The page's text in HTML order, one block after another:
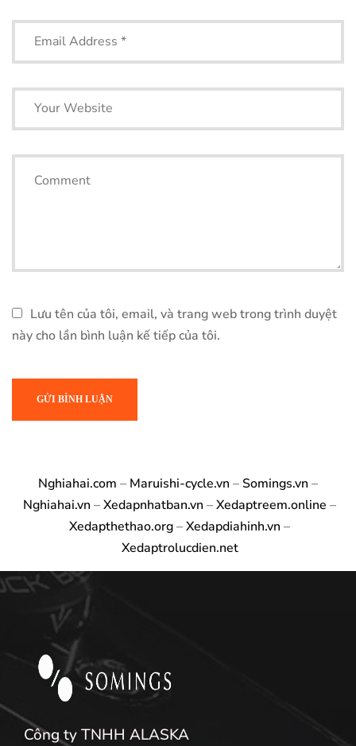
Lưu tên của tôi, email, và trang web trong trình duyệt
này cho lần bình luận kế tiếp của tôi.
Nghiahai.com – Maruishi-cycle.vn – Somings.vn –
Nghiahai.vn –Xedapnhatban.vn –Xedaptreem.online –
Xedapthethao.org–Xedapdiahinh.vn –
Xedaptrolucdien.net
Công ty TNHH ALASKA